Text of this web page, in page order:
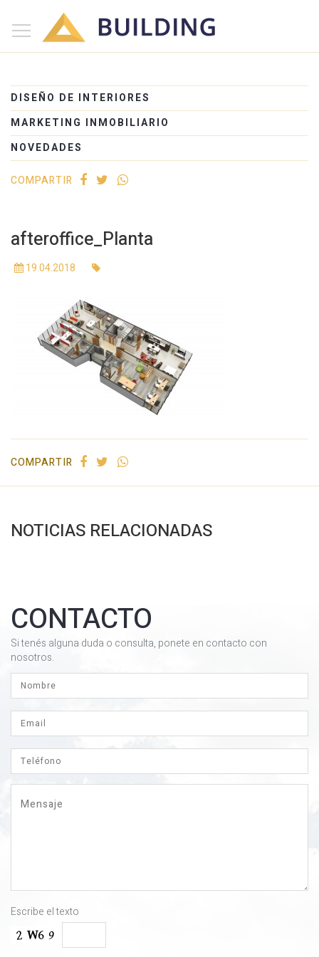
Inicio
Proyectos
DISEÑO DE INTERIORES
MARKETING INMOBILIARIO
NOVEDADES
COMPARTIR
afteroffice_Planta
19.04.2018
COMPARTIR
NOTICIAS RELACIONADAS
CONTACTO
Si tenés alguna duda o consulta, ponete en contacto con
nosotros.
Escribe el texto